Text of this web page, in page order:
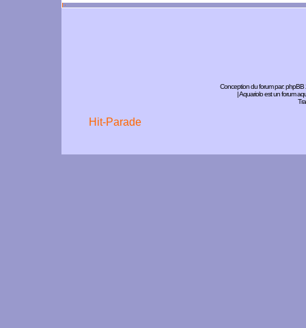
Conception du forum par:phpBB
| Aquariolo est un forum